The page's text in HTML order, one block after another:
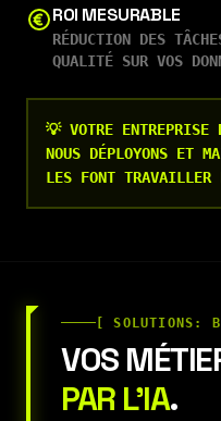
ROI MESURABLE
RÉDUCTION DES
QUALITÉ SUR VOS
💡 VOTRE ENTREPRISE
NOUS DÉPLOYONS ET
LES FONT TRAVAILLER
[ SOLUTIONS:
VOS
PAR L'IA.